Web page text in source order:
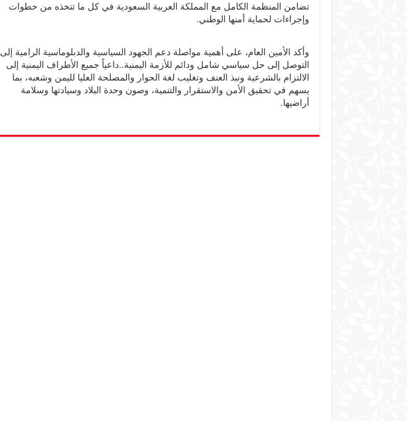
تضامن المنظمة الكامل مع المملكة العربية السعودية في كل ما تتخذه من خطوات
وإجراءات لحماية أمنها الوطني.
وأكد الأمين العام، على أهمية مواصلة دعم الجهود السياسية والدبلوماسية الرامية إلى
التوصل إلى حل سياسي شامل ودائم للأزمة اليمنية..داعياً جميع الأطراف اليمنية إلى
الالتزام بالشرعية ونبذ العنف وتغليب لغة الحوار والمصلحة العليا لليمن وشعبه، بما
يسهم في تحقيق الأمن والاستقرار والتنمية، وصون وحدة البلاد وسيادتها وسلامة
أراضيها.